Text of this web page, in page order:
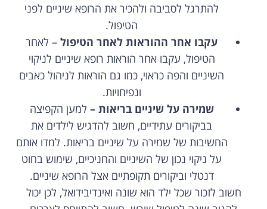
להתרגל לסביבה ולהכיר את הרופא שיניים לפני
הטיפול.
עקבו אחר ההוראות לאחר הטיפול – לאחר
הטיפול, עקבו אחר הוראות רופא שיניים לניקוי
השיניים והפה כראוי, כמו גם הוראות לניהול כאבים
ונפיחויות.
שמירה על שיניים בריאות – למען הקפיצה
בביקורים עתידיים, חשוב להדגיש לילדים את
החשיבות של שמירה על שיניים בריאות. למדו אותם
על ניקוי נכון של השיניים והחניכיים, שימוש בחוט
דנטלי וביקורים תקופתיים אצל הרופא שיניים.
חשוב לזכור שכל ילד הוא שונה ואינדיבידואל, לכן יכול